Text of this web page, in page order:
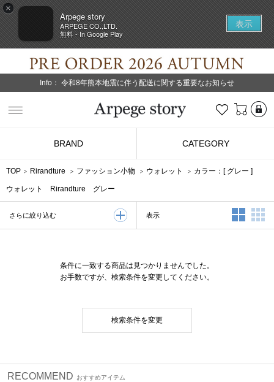
×
Arpege story
ARPEGE CO.,LTD.
無料 - In Google Play
表示
Info： 令和8年熊本地震に伴う配送に関する重要なお知らせ
お気に入り
BRAND CATEGORY
TOP Rirandture ファッション小物 ウォレット カラー：[ グレー ]
ウォレット Rirandture グレー
さらに絞り込む 表示 2列表示
条件に一致する商品は見つかりませんでした。
お手数ですが、検索条件を変更してください。
検索条件を変更
RECOMMEND おすすめアイテム